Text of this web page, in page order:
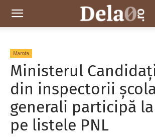
Dela0
Marota
Ministerul
din inspectorii
generali participă
pe listele PNL